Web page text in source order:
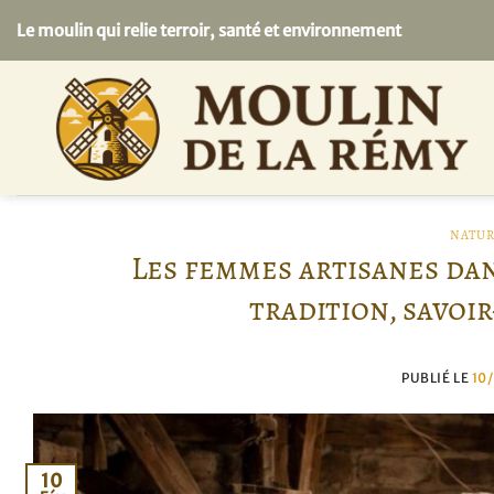
au
Le moulin qui relie terroir, santé et environnement
Les femmes artisanes
tradition,
PUBLIÉ LE
10